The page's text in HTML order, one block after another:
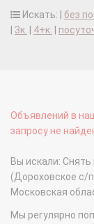
Искать: | без
3к. 4+к.
Объявлений в
запросу не
Вы искали:
(Дороховское с/
Московская
Мы регулярно